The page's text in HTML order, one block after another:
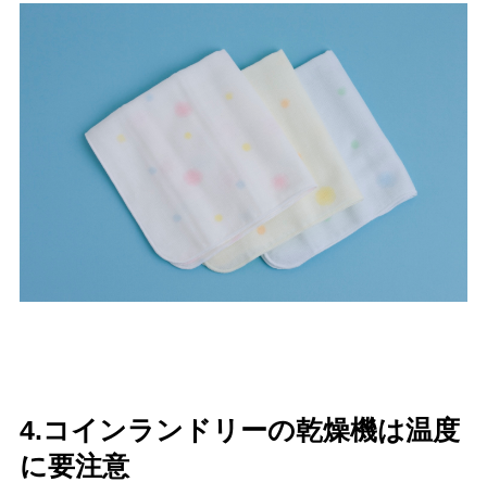
4.コインランドリーの乾燥機は温度
に要注意